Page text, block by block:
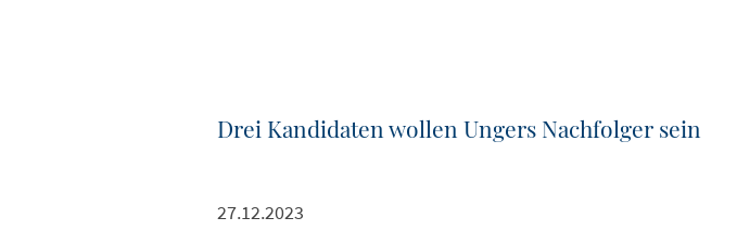
Drei Kandidaten wollen Ungers Nachfolger sein
27.12.2023